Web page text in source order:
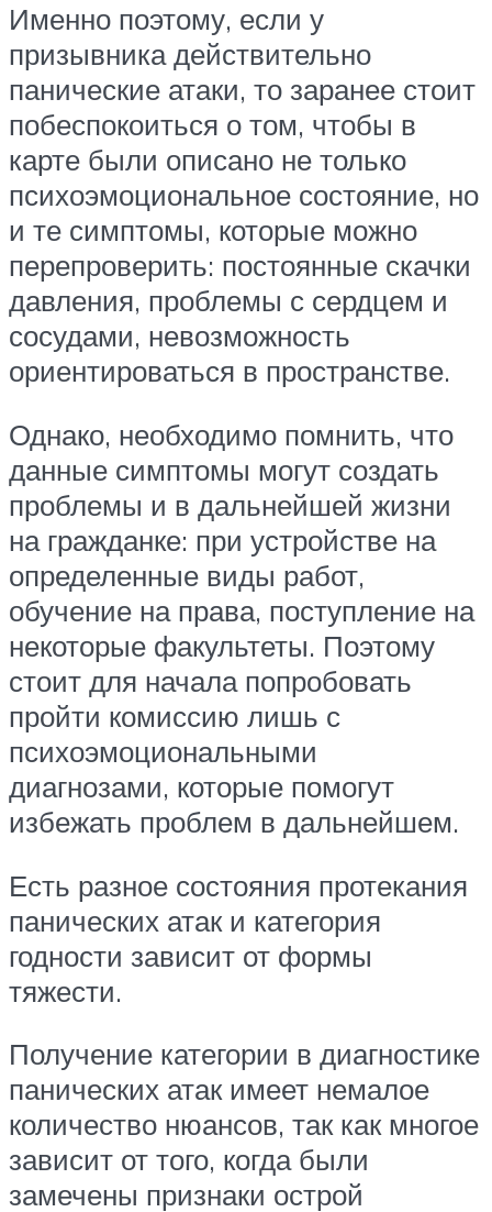
Именно поэтому, если у
призывника действительно
панические атаки, то заранее стоит
побеспокоиться о том, чтобы в
карте были описано не только
психоэмоциональное состояние, но
и те симптомы, которые можно
перепроверить: постоянные скачки
давления, проблемы с сердцем и
сосудами, невозможность
ориентироваться в пространстве.
Однако, необходимо помнить, что
данные симптомы могут создать
проблемы и в дальнейшей жизни
на гражданке: при устройстве на
определенные виды работ,
обучение на права, поступление на
некоторые факультеты. Поэтому
стоит для начала попробовать
пройти комиссию лишь с
психоэмоциональными
диагнозами, которые помогут
избежать проблем в дальнейшем.
Есть разное состояния протекания
панических атак и категория
годности зависит от формы
тяжести.
Получение категории в диагностике
панических атак имеет немалое
количество нюансов, так как многое
зависит от того, когда были
замечены признаки острой